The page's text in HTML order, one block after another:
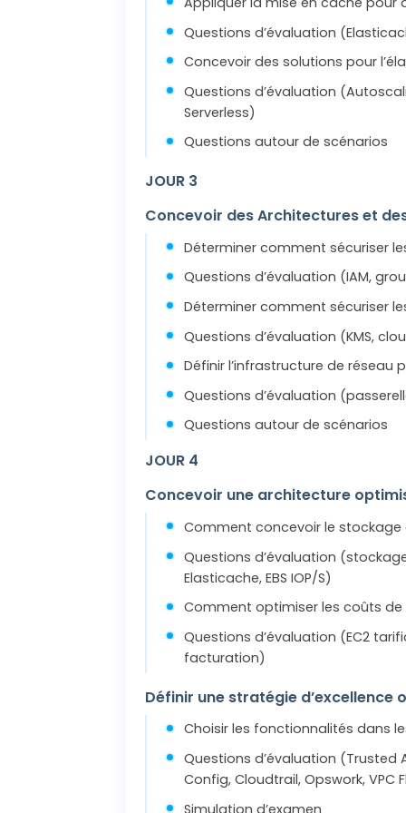
Questions d’évaluation
Concevoir des solutions pour
Questions d’évaluation
Serverless)
Questions autour de scénarios
JOUR 3
Concevoir des Architectures et
Déterminer comment sécuriser
Questions d’évaluation (IAM,
Déterminer comment sécuriser
Questions d’évaluation (KMS,
Définir l’infrastructure de réseau
Questions d’évaluation
Questions autour de scénarios
JOUR 4
Concevoir une architecture
Comment concevoir le
Questions d’évaluation
Elasticache, EBS IOP/S)
Comment optimiser les coûts de
Questions d’évaluation (EC2
facturation)
Définir une stratégie d’excellence
Choisir les fonctionnalités dans
Questions d’évaluation (Trusted
Config, Cloudtrail, Opswork, VPC
Simulation d’examen